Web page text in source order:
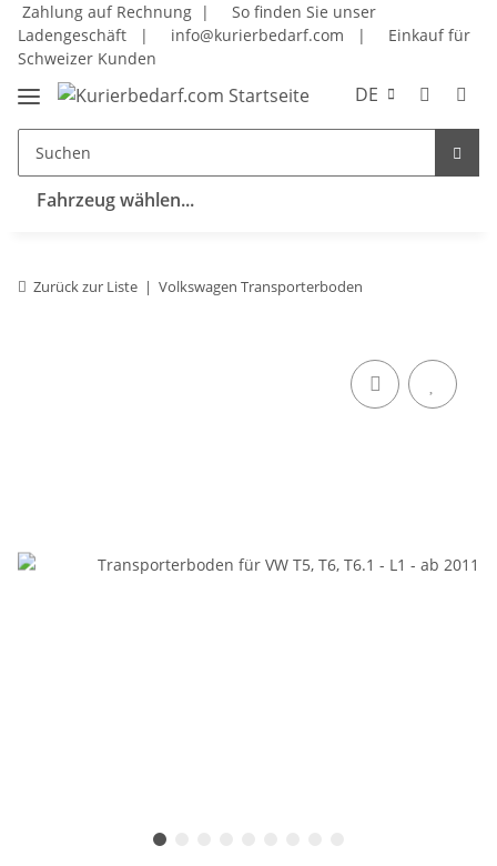
Zahlung auf Rechnung |
So finden Sie unser
Ladengeschäft
| info@kurierbedarf.com |
Einkauf für
Schweizer Kunden
DE
Fahrzeug wählen...
Zurück zur Liste Volkswagen Transporterboden